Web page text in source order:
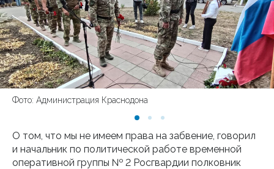
Фото: Администрация Краснодона
О том, что мы не имеем права на забвение, говорил
и начальник по политической работе временной
оперативной группы № 2 Росгвардии полковник